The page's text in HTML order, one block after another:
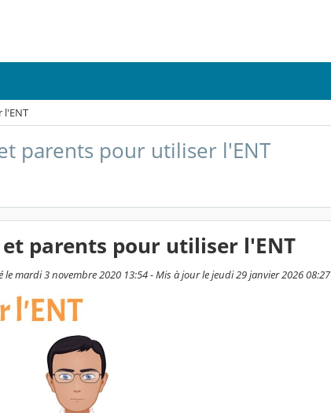
l'ENT
parents pour utiliser l'ENT
et parents pour utiliser l'ENT
le mardi 3 novembre 2020 13:54 - Mis à jour le jeudi 29 janvier 2026 08:27